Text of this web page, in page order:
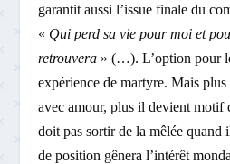
garantit aussi l’issue finale du
« Qui perd sa vie pour moi et
retrouvera » (…). L’option pour
expérience de martyre. Mais
avec amour, plus il devient
doit pas sortir de la mêlée quand
de position gênera l’intérêt